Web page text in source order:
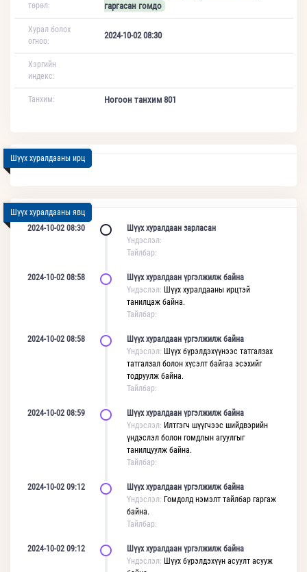
төрөл:
гаргасан гомдо
Хурал болох
огноо:
2024-10-02 08:30
Хэргийн
индекс:
Танхим: Ногоон танхим 801
Шүүх хуралдааны ирц
Шүүх хуралдааны явц
2024-10-02 08:30
Шүүх хуралдаан зарласан
Үндэслэл:
Тайлбар:
2024-10-02 08:58
Шүүх хуралдаан үргэлжилж байна
Үндэслэл: Шүүх хуралдааны ирцтэй
танилцаж байна.
Тайлбар:
2024-10-02 08:58
Шүүх хуралдаан үргэлжилж байна
Үндэслэл: Шүүх бүрэлдэхүүнээс татгалзах
татгалзал болон хүсэлт байгаа эсэхийг
тодруулж байна.
Тайлбар:
2024-10-02 08:59
Шүүх хуралдаан үргэлжилж байна
Үндэслэл: Илтгэгч шүүгчээс шийдвэрийн
үндэслэл болон гомдлын агуулгыг
танилцуулж байна.
Тайлбар:
2024-10-02 09:12
Шүүх хуралдаан үргэлжилж байна
Үндэслэл: Гомдолд нэмэлт тайлбар гаргаж
байна.
Тайлбар:
2024-10-02 09:12
Шүүх хуралдаан үргэлжилж байна
Үндэслэл: Шүүх бүрэлдэхүүн асуулт асууж